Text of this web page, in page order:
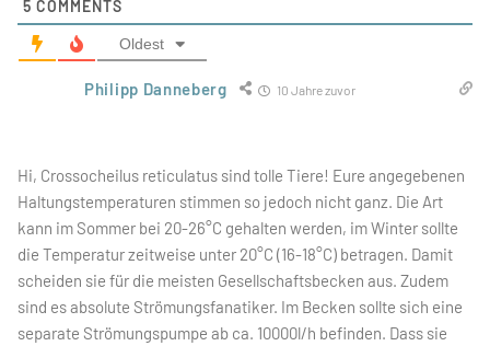
5 COMMENTS
Oldest
Philipp Danneberg 10 Jahre zuvor
Hi, Crossocheilus reticulatus sind tolle Tiere! Eure angegebenen
Haltungstemperaturen stimmen so jedoch nicht ganz. Die Art
kann im Sommer bei 20-26°C gehalten werden, im Winter sollte
die Temperatur zeitweise unter 20°C (16-18°C) betragen. Damit
scheiden sie für die meisten Gesellschaftsbecken aus. Zudem
sind es absolute Strömungsfanatiker. Im Becken sollte sich eine
separate Strömungspumpe ab ca. 10000l/h befinden. Dass sie